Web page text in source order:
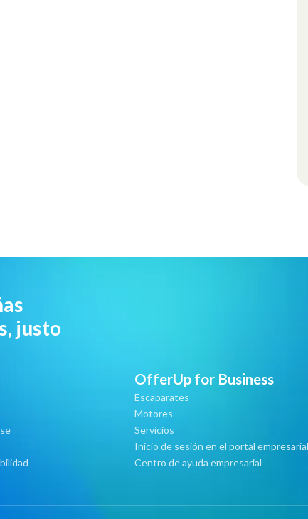
justo
OfferUp for Business
Escaparates
Motores
Servicios
Inicio de sesión en el portal empresarial
Centro de ayuda empresarial